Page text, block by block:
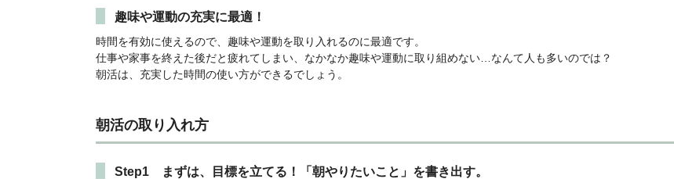
趣味や運動の充実に最適！
時間を有効に使えるので、趣味や運動を取り入れるのに最適です。
仕事や家事を終えた後だと疲れてしまい、なかなか趣味や運動に取り組めない…なんて人も多いのでは？
朝活は、充実した時間の使い方ができるでしょう。
朝活の取り入れ方
Step1 まずは、目標を立てる！「朝やりたいこと」を書き出す。